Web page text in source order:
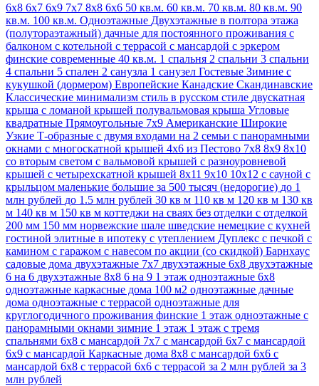
6х8 6х7 6х9 7х7 8х8 6х6 50 кв.м. 60 кв.м. 70 кв.м. 80 кв.м. 90
кв.м. 100 кв.м. Одноэтажные Двухэтажные в полтора этажа
(полутораэтажный) дачные для постоянного проживания с
балконом с котельной с террасой с мансардой с эркером
финские современные 40 кв.м. 1 спальня 2 спальни 3 спальни
4 спальни 5 спален 2 санузла 1 санузел Гостевые Зимние с
кукушкой (дормером) Европейские Канадские Скандинавские
Классические минимализм стиль в русском стиле двускатная
крыша с ломаной крышей полувальмовая крыша Угловые
квадратные Прямоугольные 7х9 Американские Широкие
Узкие Т-образные с двумя входами на 2 семьи с панорамными
окнами с многоскатной крышей 4х6 из Пестово 7х8 8х9 8х10
со вторым светом с вальмовой крышей с разноуровневой
крышей с четырехскатной крышей 8х11 9х10 10х12 с сауной с
крыльцом маленькие большие за 500 тысяч (недорогие) до 1
млн рублей до 1.5 млн рублей 30 кв м 110 кв м 120 кв м 130 кв
м 140 кв м 150 кв м коттеджи на сваях без отделки с отделкой
200 мм 150 мм норвежские шале шведские немецкие с кухней
гостиной элитные в ипотеку с утеплением Дуплекс с печкой с
камином с гаражом с навесом по акции (со скидкой) Барнхаус
садовые дома двухэтажные 7х7 двухэтажные 6х8 двухэтажные
6 на 6 двухэтажные 8х8 6 на 9 1 этаж одноэтажные 6х8
одноэтажные каркасные дома 100 м2 одноэтажные дачные
дома одноэтажные с террасой одноэтажные для
круглогодичного проживания финские 1 этаж одноэтажные с
панорамными окнами зимние 1 этаж 1 этаж с тремя
спальнями 6х8 с мансардой 7х7 с мансардой 6х7 с мансардой
6x9 с мансардой Каркасные дома 8х8 с мансардой 6х6 с
мансардой 6х8 с террасой 6x6 с террасой за 2 млн рублей за 3
млн рублей